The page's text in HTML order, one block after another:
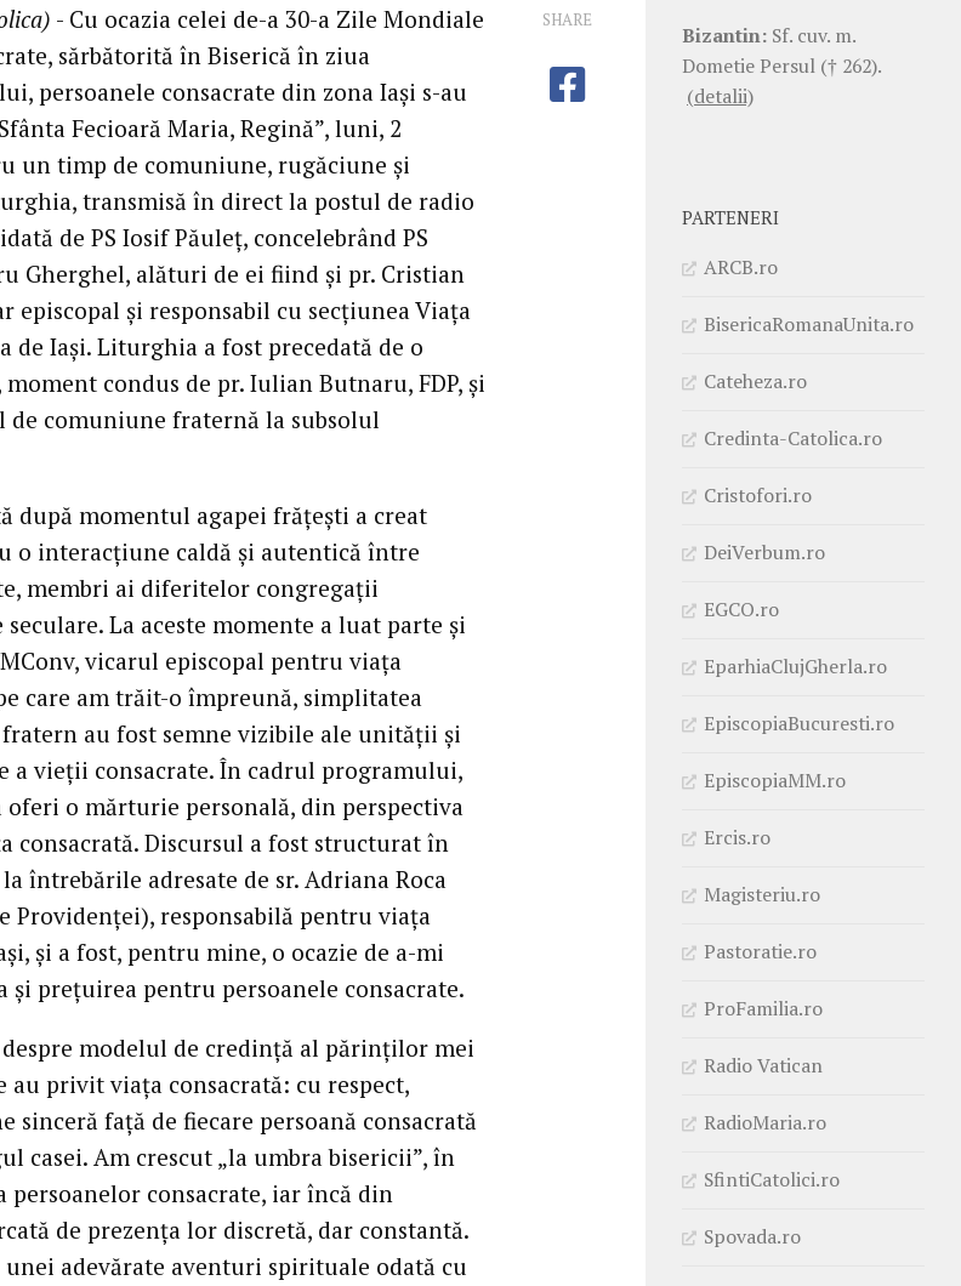
- Cu ocazia celei de-a 30-a Zile Mondiale
sărbătorită în Biserică în ziua
persoanele consacrate din zona Iași s-au
Fecioară Maria, Regină”, luni, 2
un timp de comuniune, rugăciune și
transmisă în direct la postul de radio
de PS Iosif Păuleț, concelebrând PS
Gherghel, alături de ei fiind și pr. Cristian
episcopal și responsabil cu secțiunea Viața
de Iași. Liturghia a fost precedată de o
condus de pr. Iulian Butnaru, FDP, și
de comuniune fraternă la subsolul
după momentul agapei frățești a creat
o interacțiune caldă și autentică între
membri ai diferitelor congregații
La aceste momente a luat parte și
vicarul episcopal pentru viața
care am trăit-o împreună, simplitatea
au fost semne vizibile ale unității și
a vieții consacrate. În cadrul programului,
oferi o mărturie personală, din perspectiva
consacrată. Discursul a fost structurat în
întrebările adresate de sr. Adriana Roca
Providenței), responsabilă pentru viața
și a fost, pentru mine, o ocazie de a-mi
și prețuirea pentru persoanele consacrate.
modelul de credință al părinților mei
au privit viața consacrată: cu respect,
sinceră față de fiecare persoană consacrată
casei. Am crescut „la umbra bisericii”, în
persoanelor consacrate, iar încă din
de prezența lor discretă, dar constantă.
adevărate aventuri spirituale odată cu
SHARE
Bizantin: Sf. cuv. m.
Dometie Persul († 262).
(detalii)
PARTENERI
ARCB.ro
BisericaRomanaUnita.ro
Cateheza.ro
Credinta-Catolica.ro
Cristofori.ro
DeiVerbum.ro
EGCO.ro
EparhiaClujGherla.ro
EpiscopiaBucuresti.ro
EpiscopiaMM.ro
Ercis.ro
Magisteriu.ro
Pastoratie.ro
ProFamilia.ro
Radio Vatican
RadioMaria.ro
SfintiCatolici.ro
Spovada.ro